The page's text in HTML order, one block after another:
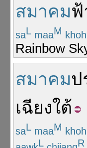
สมาคมฟ้
saL maaM
Rainbow
สมาคมป
เฉียงใต้
saL maaM
L R